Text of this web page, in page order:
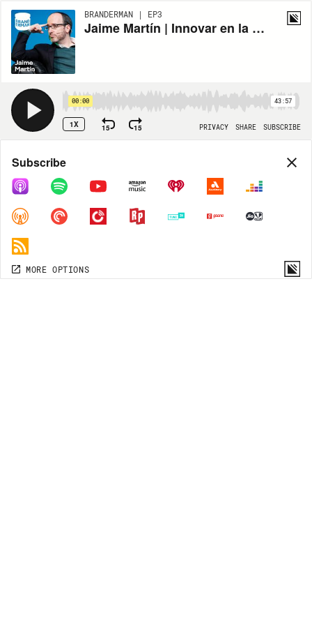
BRANDERMAN | EP3
Jaime Martín | Innovar en la industria de la alimentación | E03
00:00 43:57
1X 15 15 PRIVACY SHARE SUBSCRIBE
Share
COPY LINK
MORE OPTIONS
Subscribe
MORE OPTIONS